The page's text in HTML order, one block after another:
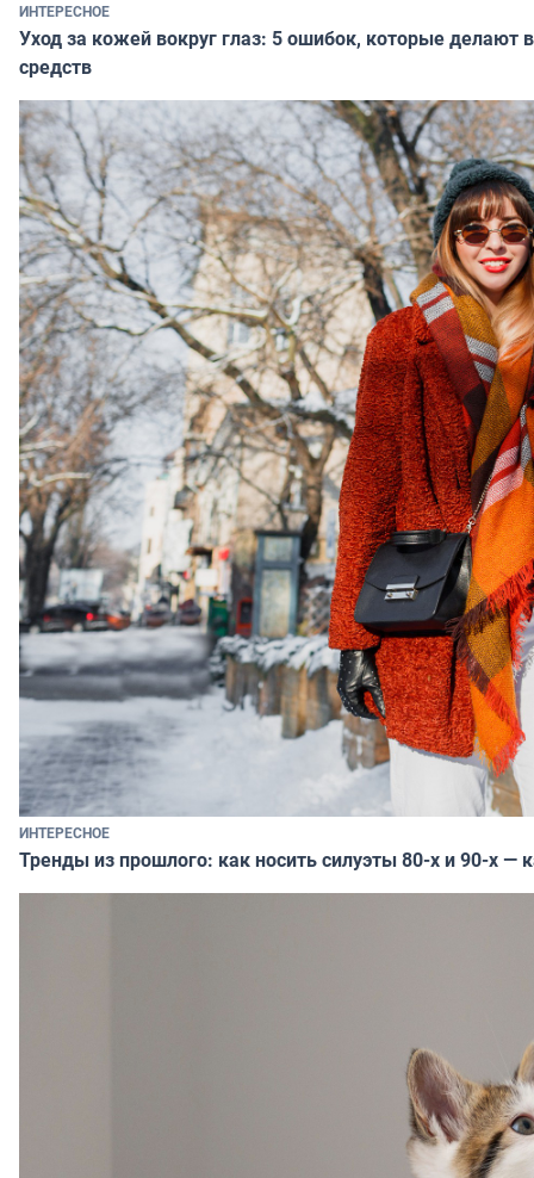
ИНТЕРЕСНОЕ
Уход за кожей вокруг глаз: 5 ошибок, которые делают
средств
ИНТЕРЕСНОЕ
Тренды из прошлого: как носить силуэты 80-х и 90-х —